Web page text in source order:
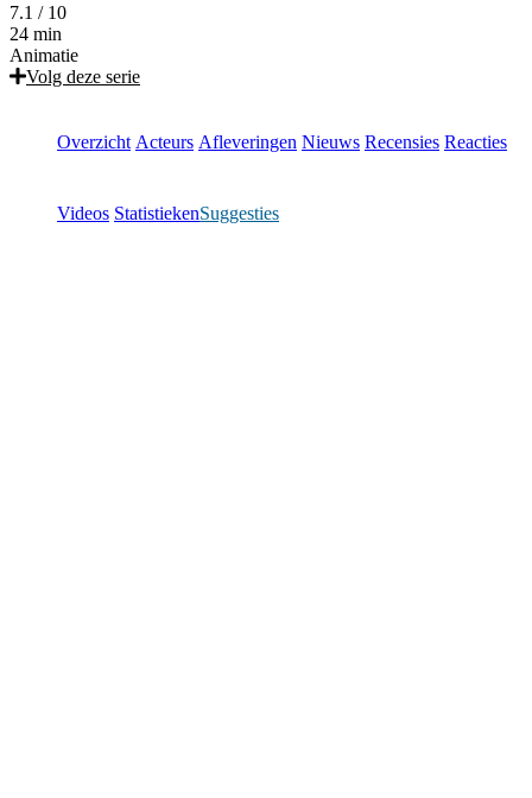
7.1 / 10
24 min
Animatie
Volg deze serie
Overzicht Acteurs Afleveringen Nieuws Recensies Reacties
Videos StatistiekenSuggesties